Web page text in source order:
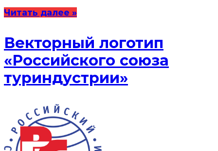
Читать далее »
Векторный логотип
«Российского союза
туриндустрии»